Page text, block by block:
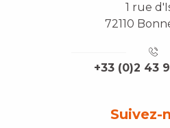
1 rue
72110
+33 (0)2 43
Suivez-